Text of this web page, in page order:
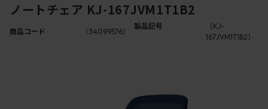
ノートチェア KJ-167JVM1T1B2
商品コード （34099576）
製品記号
（KJ-
167JVM1T1B2）